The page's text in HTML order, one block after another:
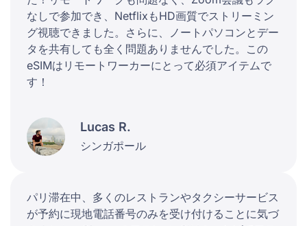
なしで参加でき、NetflixもHD画質でストリーミン
グ視聴できました。さらに、ノートパソコンとデー
タを共有しても全く問題ありませんでした。この
eSIMはリモートワーカーにとって必須アイテムで
す！
Lucas R.
シンガポール
パリ滞在中、多くのレストランやタクシーサービス
が予約に現地電話番号のみを受け付けることに気づ